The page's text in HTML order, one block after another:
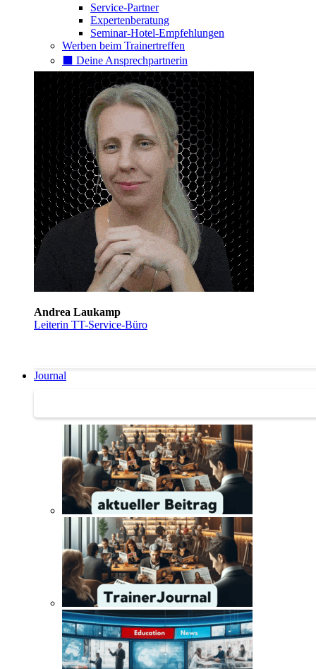
Service-Partner
Expertenberatung
Seminar-Hotel-Empfehlungen
Werben beim Trainertreffen
⬛️ Deine Ansprechpartnerin
Andrea Laukamp
Leiterin TT-Service-Büro
Journal